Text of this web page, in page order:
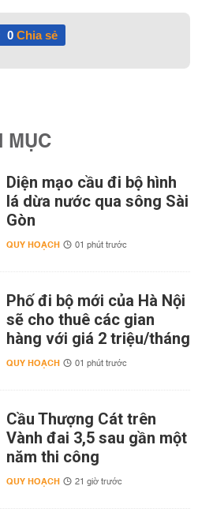
0Chia sẻ
MỤC
Diện mạo cầu đi bộ hình
lá dừa nước qua sông Sài
Gòn
QUY HOẠCH 01 phút trước
Phố đi bộ mới của Hà Nội
sẽ cho thuê các gian
hàng với giá 2 triệu/tháng
QUY HOẠCH 01 phút trước
Cầu Thượng Cát trên
Vành đai 3,5 sau gần một
năm thi công
QUY HOẠCH 21 giờ trước